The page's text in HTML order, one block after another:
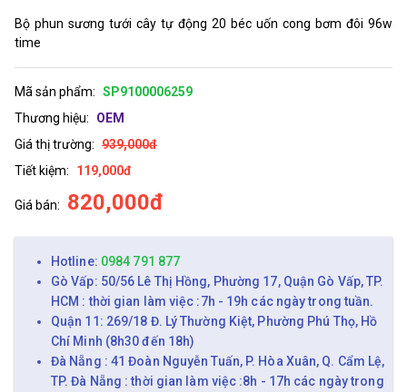
Bộ phun sương tưới cây tự động 20 béc uốn cong bơm đôi 96w
time
Mã sản phẩm: SP9100006259
Thương hiệu:
OEM
Giá thị trường: 939,000đ
Tiết kiệm:
119,000đ
Giá bán: 820,000đ
Hotline: 0984 791 877
Gò Vấp: 50/56 Lê Thị Hồng, Phường 17, Quận Gò Vấp, TP.
HCM : thời gian làm việc :7h - 19h các ngày trong tuần.
Quận 11: 269/18 Đ. Lý Thường Kiệt, Phường Phú Thọ, Hồ
Chí Minh (8h30 đến 18h)
Đà Nẵng : 41 Đoàn Nguyễn Tuấn, P. Hòa Xuân, Q. Cẩm Lệ,
TP. Đà Nẵng : thời gian làm việc :8h - 17h các ngày trong